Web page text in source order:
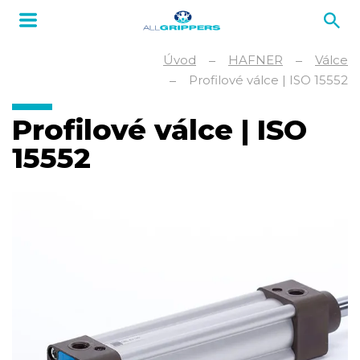
Úvod HAFNER
Válce
Profilové válce | ISO 15552
Profilové válce | ISO
15552